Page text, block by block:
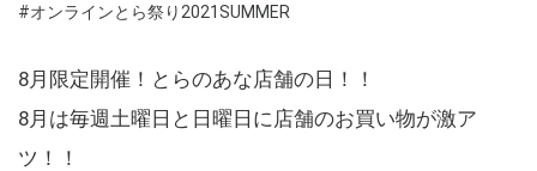
#オンラインとら祭り2021SUMMER
8月限定開催！とらのあな店舗の日！！
8月は毎週土曜日と日曜日に店舗のお買い物が激ア
ツ！！